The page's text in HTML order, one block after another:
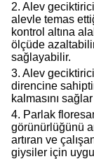
2. Alev
alevle temas
kontrol altına
ölçüde
sağlayabilir.
3. Alev
direncine
kalmasını
4. Parlak
görünürlüğünü
artıran ve
giysiler için